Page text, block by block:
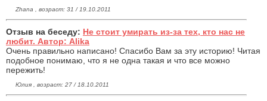
Zhana , возраст: 31 / 19.10.2011
Отзыв на беседу: Не стоит умирать из-за тех, кто нас не
любит. Автор: Alika
Очень правильно написано! Спасибо Вам за эту историю! Читая
подобное понимаю, что я не одна такая и что все можно
пережить!
Юлия , возраст: 27 / 18.10.2011